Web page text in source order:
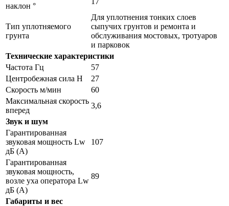
наклон °
Тип уплотняемого
грунта
Для уплотнения тонких слоев
сыпучих грунтов и ремонта и
обслуживания мостовых, тротуаров
и парковок
Технические характеристики
Частота Гц
57
Центробежная сила Н
27
Скорость м/мин
60
Максимальная скорость
вперед
3,6
Звук и шум
Гарантированная
звуковая мощность Lw
дБ (А)
107
Гарантированная
звуковая мощность,
возле уха оператора Lw
дБ (А)
89
Габариты и вес